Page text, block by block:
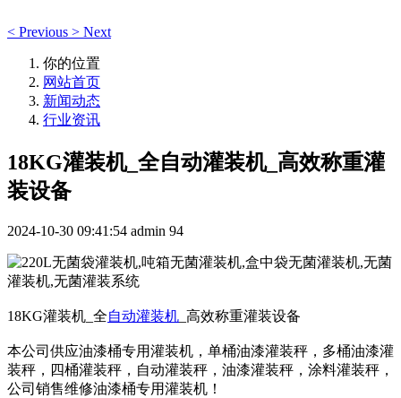
< Previous > Next
你的位置
网站首页
新闻动态
行业资讯
18KG灌装机_全自动灌装机_高效称重灌
装设备
2024-10-30 09:41:54 admin 94
18KG灌装机_全自动灌装机 _高效称重灌装设备
本公司供应油漆桶专用灌装机，单桶油漆灌装秤，多桶油漆灌
装秤，四桶灌装秤，自动灌装秤，油漆灌装秤，涂料灌装秤，
公司销售维修油漆桶专用灌装机！